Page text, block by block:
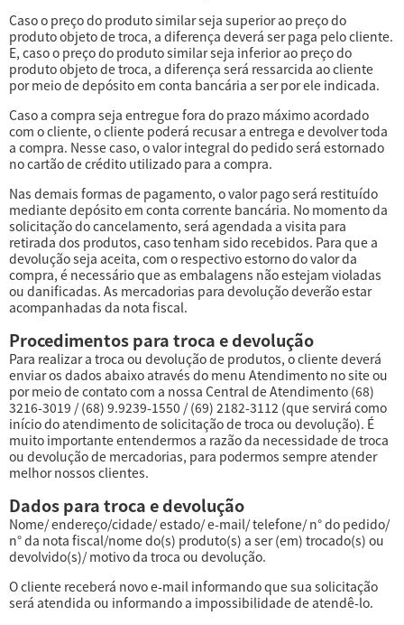
Caso o preço do produto similar seja superior ao preço do
produto objeto de troca, a diferença deverá ser paga pelo cliente.
E, caso o preço do produto similar seja inferior ao preço do
produto objeto de troca, a diferença será ressarcida ao cliente
por meio de depósito em conta bancária a ser por ele indicada.
Caso a compra seja entregue fora do prazo máximo acordado
com o cliente, o cliente poderá recusar a entrega e devolver toda
a compra. Nesse caso, o valor integral do pedido será estornado
no cartão de crédito utilizado para a compra.
Nas demais formas de pagamento, o valor pago será restituído
mediante depósito em conta corrente bancária. No momento da
solicitação do cancelamento, será agendada a visita para
retirada dos produtos, caso tenham sido recebidos. Para que a
devolução seja aceita, com o respectivo estorno do valor da
compra, é necessário que as embalagens não estejam violadas
ou danificadas. As mercadorias para devolução deverão estar
acompanhadas da nota fiscal.
Procedimentos para troca e devolução
Para realizar a troca ou devolução de produtos, o cliente deverá
enviar os dados abaixo através do menu Atendimento no site ou
por meio de contato com a nossa Central de Atendimento (68)
3216-3019 / (68) 9.9239-1550 / (69) 2182-3112 (que servirá como
início do atendimento de solicitação de troca ou devolução). É
muito importante entendermos a razão da necessidade de troca
ou devolução de mercadorias, para podermos sempre atender
melhor nossos clientes.
Dados para troca e devolução
Nome/ endereço/cidade/ estado/ e-mail/ telefone/ n° do pedido/
n° da nota fiscal/nome do(s) produto(s) a ser (em) trocado(s) ou
devolvido(s)/ motivo da troca ou devolução.
O cliente receberá novo e-mail informando que sua solicitação
será atendida ou informando a impossibilidade de atendê-lo.